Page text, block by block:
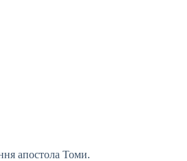
апостола Томи.